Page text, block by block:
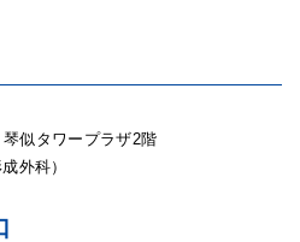
似タワープラザ2階
外科）